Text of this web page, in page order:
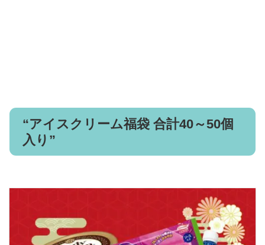
“アイスクリーム福袋 合計40～50個
入り”